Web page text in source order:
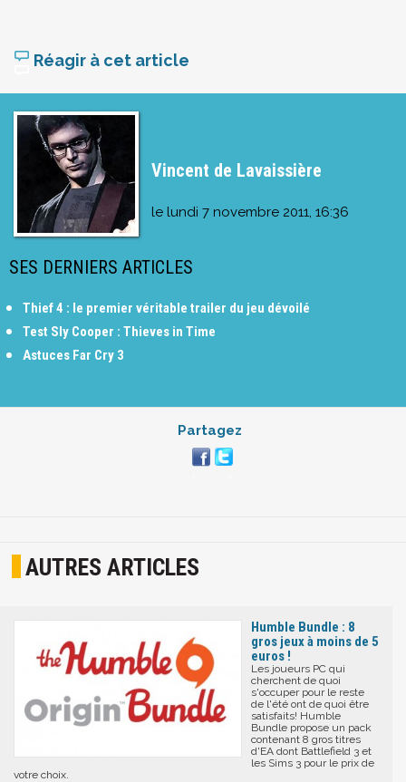
Réagir à cet article
Vincent de Lavaissière
le lundi 7 novembre 2011, 16:36
SES DERNIERS ARTICLES
Thief 4 : le premier véritable trailer du jeu dévoilé
Test Sly Cooper : Thieves in Time
Astuces Far Cry 3
Partagez
AUTRES ARTICLES
Humble Bundle : 8
gros jeux à moins de 5
euros !
Les joueurs PC qui
cherchent de quoi
s'occuper pour le reste
de l'été ont de quoi être
satisfaits! Humble
Bundle propose un pack
contenant 8 gros titres
d'EA dont Battlefield 3 et
les Sims 3 pour le prix de
votre choix.